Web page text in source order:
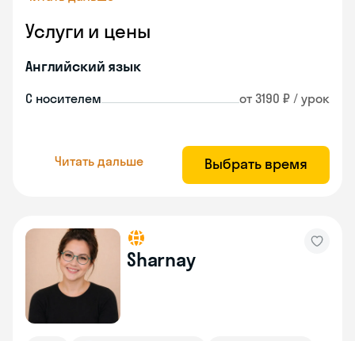
Услуги и цены
Английский язык
С носителем от 3190 ₽ / урок
Читать дальше Выбрать время
Sharnay